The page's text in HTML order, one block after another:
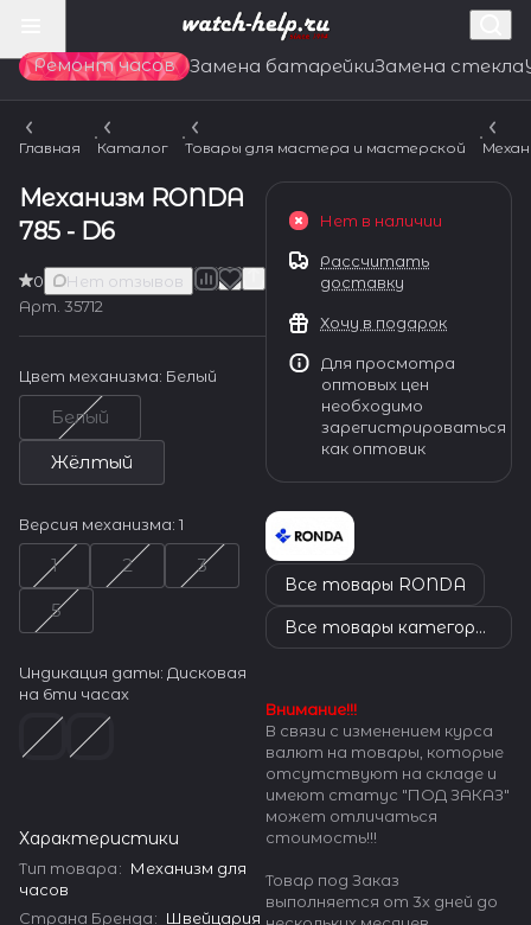
Ремонт часов Замена батарейкиЗамена стекла
Главная Каталог Товары для мастера и мастерской
Механизм RONDA
785 - D6
0
Нет отзывов
Арт. 35712
Цвет механизма: Белый
Белый
Жёлтый
Версия механизма: 1
1 2
3
5
Индикация даты: Дисковая
на 6ти часах
Характеристики
Тип товара: Механизм для
часов
Страна Бренда: Швейцария
Нет в наличии
Рассчитать
доставку
Хочу в подарок
Для просмотра
оптовых цен
необходимо
зарегистрироваться
как оптовик
Все товары RONDA
Все товары категории
Внимание!!!
В связи с изменением курса
валют на товары, которые
отсутствуют на складе и
имеют статус "ПОД ЗАКАЗ"
может отличаться
стоимость!!!
Товар под Заказ
выполняется от 3х дней до